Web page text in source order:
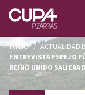
INICIO / ACTUALIDAD
ENTREVISTA ESPEJO
REINO UNIDO SALIERA